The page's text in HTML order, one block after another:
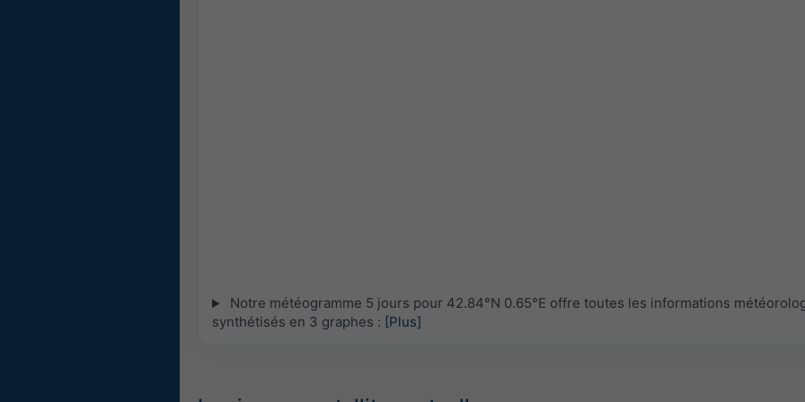
Notre météogramme 5 jours pour 42.84°N 0.65°E offre toutes les informations
synthétisés en 3 graphes : [Plus]